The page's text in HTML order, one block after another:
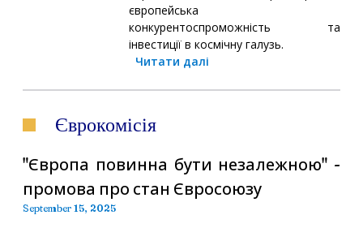
європейська
конкурентоспроможність та
інвестиції в космічну галузь.
Читати далі
Єврокомісія
"Європа повинна бути незалежною" -
промова про стан Євросоюзу
September 15, 2025